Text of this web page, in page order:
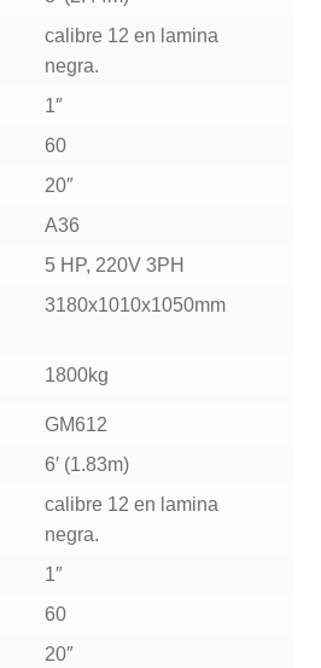
calibre 12 en lamina
negra.
1″
60
20″
A36
5 HP, 220V 3PH
3180x1010x1050mm
1800kg
GM612
6′ (1.83m)
calibre 12 en lamina
negra.
1″
60
20″